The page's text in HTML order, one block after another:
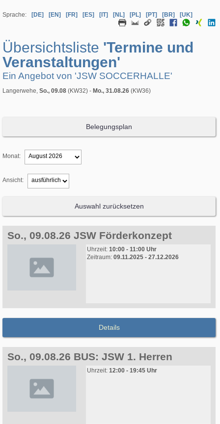
Sprache: [DE] [EN] [FR] [ES] [IT] [NL] [PL] [PT] [BR] [UK]
Übersichtsliste 'Termine und
Veranstaltungen'
Ein Angebot von 'JSW SOCCERHALLE'
Langerwehe, So., 09.08 (KW32) - Mo., 31.08.26 (KW36)
Belegungsplan
Monat:
Ansicht:
Auswahl zurücksetzen
So., 09.08.26 JSW Förderkonzept
Uhrzeit: 10:00 - 11:00 Uhr
Zeitraum: 09.11.2025 - 27.12.2026
Details
So., 09.08.26 BUS: JSW 1. Herren
Uhrzeit: 12:00 - 19:45 Uhr